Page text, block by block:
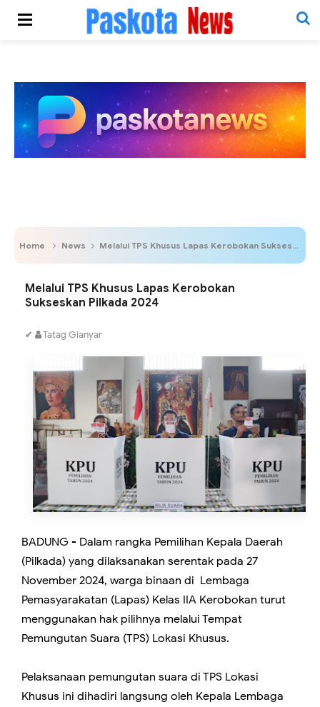
Home News Melalui TPS Khusus Lapas Kerobokan Sukseskan Pilkada 2024
Melalui TPS Khusus Lapas Kerobokan
Sukseskan Pilkada 2024
✔ Tatag Gianyar
BADUNG - Dalam rangka Pemilihan Kepala Daerah
(Pilkada) yang dilaksanakan serentak pada 27
November 2024, warga binaan di Lembaga
Pemasyarakatan (Lapas) Kelas IIA Kerobokan turut
menggunakan hak pilihnya melalui Tempat
Pemungutan Suara (TPS) Lokasi Khusus.
Pelaksanaan pemungutan suara di TPS Lokasi
Khusus ini dihadiri langsung oleh Kepala Lembaga